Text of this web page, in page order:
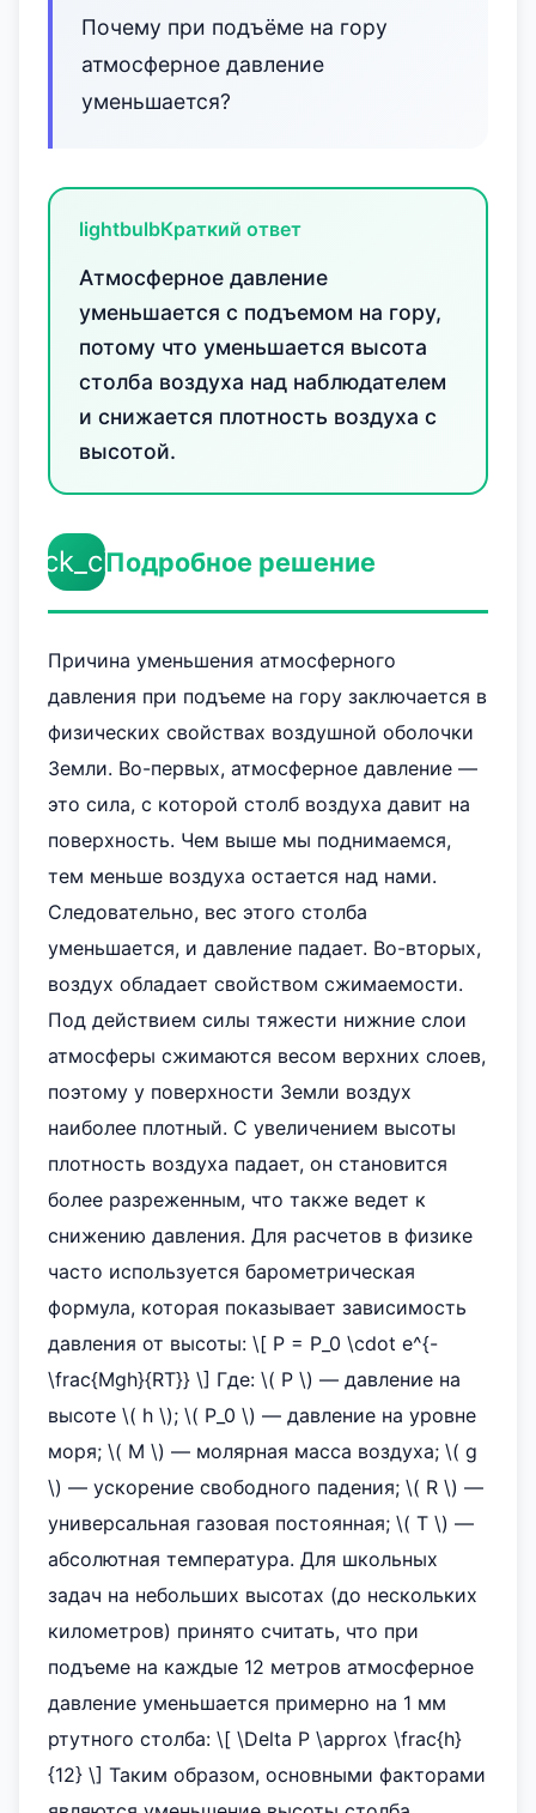
Почему при подъёме на гору
атмосферное давление
уменьшается?
lightbulbКраткий ответ
Атмосферное давление
уменьшается с подъемом на гору,
потому что уменьшается высота
столба воздуха над наблюдателем
и снижается плотность воздуха с
высотой.
Подробное решение
Причина уменьшения атмосферного
давления при подъеме на гору заключается в
физических свойствах воздушной оболочки
Земли. Во-первых, атмосферное давление —
это сила, с которой столб воздуха давит на
поверхность. Чем выше мы поднимаемся,
тем меньше воздуха остается над нами.
Следовательно, вес этого столба
уменьшается, и давление падает. Во-вторых,
воздух обладает свойством сжимаемости.
Под действием силы тяжести нижние слои
атмосферы сжимаются весом верхних слоев,
поэтому у поверхности Земли воздух
наиболее плотный. С увеличением высоты
плотность воздуха падает, он становится
более разреженным, что также ведет к
снижению давления. Для расчетов в физике
часто используется барометрическая
формула, которая показывает зависимость
давления от высоты: \[ P = P_0 \cdot e^{-
\frac{Mgh}{RT}} \] Где: \( P \) — давление на
высоте \( h \); \( P_0 \) — давление на уровне
моря; \( M \) — молярная масса воздуха; \( g
\) — ускорение свободного падения; \( R \) —
универсальная газовая постоянная; \( T \) —
абсолютная температура. Для школьных
задач на небольших высотах (до нескольких
километров) принято считать, что при
подъеме на каждые 12 метров атмосферное
давление уменьшается примерно на 1 мм
ртутного столба: \[ \Delta P \approx \frac{h}
{12} \] Таким образом, основными факторами